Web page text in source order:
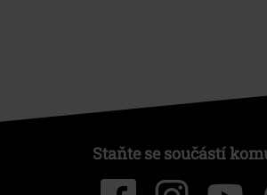
Staňte se součástí